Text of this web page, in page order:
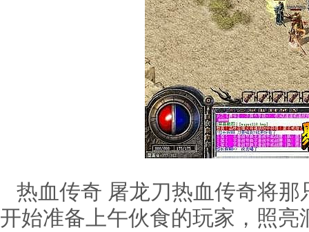
热血传奇 屠龙刀热血传奇将那
开始准备上午伙食的玩家，照